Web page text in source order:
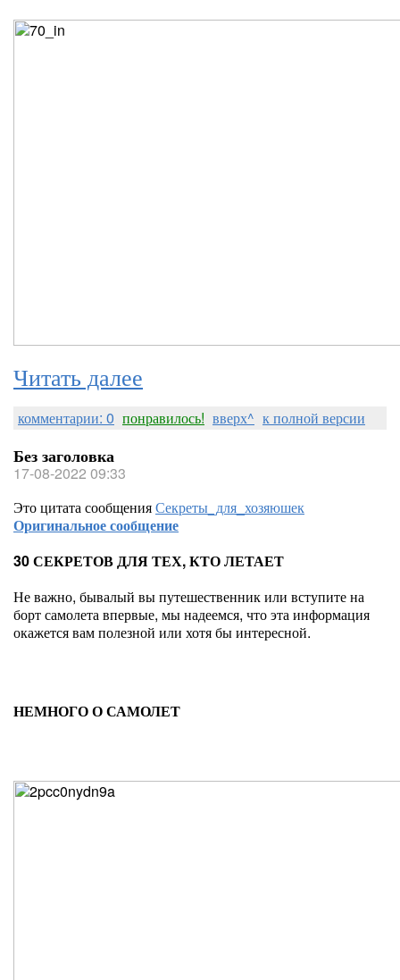
Читать далее
комментарии: 0 понравилось! вверх^ к полной версии
Без заголовка
17-08-2022 09:33
Это цитата сообщенияСекреты_для_хозяюшек
Оригинальное сообщение
30 СЕКРЕТОВ ДЛЯ ТЕХ, КТО ЛЕТАЕТ
Не важно, бывалый вы путешественник или вступите на
борт самолета впервые, мы надеемся, что эта информация
окажется вам полезной или хотя бы интересной.
НЕМНОГО О САМОЛЕТ